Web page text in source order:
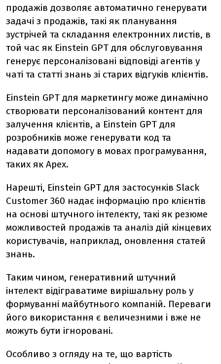
продажів дозволяє автоматично генерувати
задачі з продажів, такі як планування
зустрічей та складання електронних листів, в
той час як Einstein GPT для обслуговування
генерує персоналізовані відповіді агентів у
чаті та статті знань зі старих відгуків клієнтів.
Einstein GPT для маркетингу може динамічно
створювати персоналізований контент для
залучення клієнтів, а Einstein GPT для
розробників може генерувати код та
надавати допомогу в мовах програмування,
таких як Apex.
Нарешті, Einstein GPT для застосунків Slack
Customer 360 надає інформацію про клієнтів
на основі штучного інтелекту, такі як резюме
можливостей продажів та аналіз дій кінцевих
користувачів, наприклад, оновлення статей
знань.
Таким чином, генеративний штучний
інтелект відіграватиме вирішальну роль у
формуванні майбутнього компаній. Переваги
його використання є величезними і вже не
можуть бути ігноровані.
Особливо з огляду на те, що вартість